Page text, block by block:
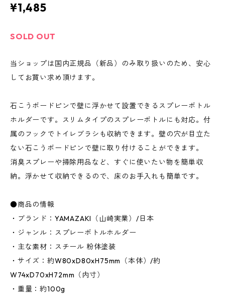
¥1,485
SOLD OUT
当ショップは国内正規品（新品）のみ取り扱いのため、安心
してお買い求め頂けます。
石こうボードピンで壁に浮かせて設置できるスプレーボトル
ホルダーです。スリムタイプのスプレーボトルにも対応。付
属のフックでトイレブラシも収納できます。壁の穴が目立た
ない石こうボードピンで壁に取り付けることができます。
消臭スプレーや掃除用品など、すぐに使いたい物を簡単収
納。浮かせて収納できるので、床のお手入れも簡単です。
●商品の情報
・ブランド：YAMAZAKI（山崎実業）/日本
・ジャンル：スプレーボトルホルダー
・主な素材：スチール 粉体塗装
・サイズ：約W80xD80xH75mm（本体）/約
W74xD70xH72mm（内寸）
・重量：約100g